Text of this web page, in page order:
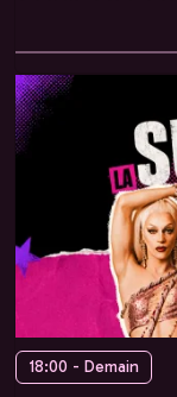
18:00 - Demain